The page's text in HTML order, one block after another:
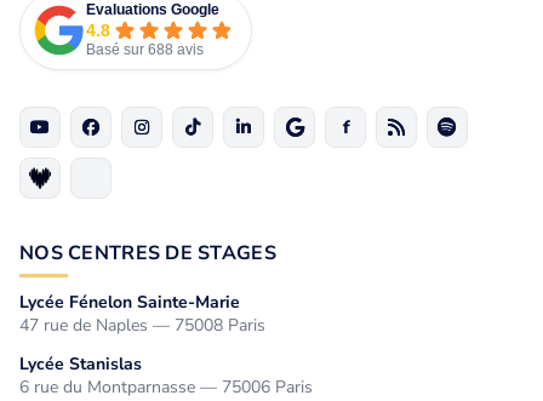
Evaluations Google
4.8
Basé sur 688 avis
NOS CENTRES DE STAGES
Lycée Fénelon Sainte-Marie
47 rue de Naples — 75008 Paris
Lycée Stanislas
6 rue du Montparnasse — 75006 Paris